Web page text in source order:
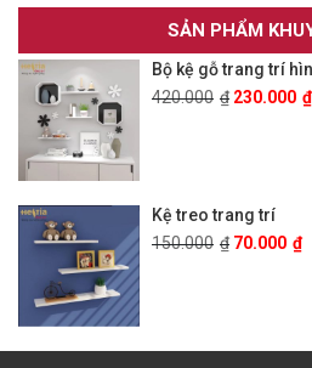
SẢN PHẨM
Bộ kệ gỗ trang trí
420.000 ₫ 230.000 ₫
Kệ treo trang trí
150.000 ₫ 70.000 ₫